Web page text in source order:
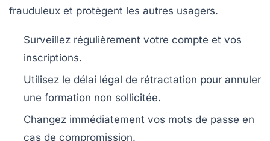
frauduleux et protègent les autres usagers.
Surveillez régulièrement votre compte et vos
inscriptions.
Utilisez le délai légal de rétractation pour annuler
une formation non sollicitée.
Changez immédiatement vos mots de passe en
cas de compromission.